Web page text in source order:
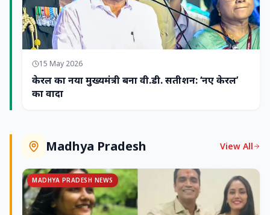
15 May 2026
केरल का नया मुख्यमंत्री बना वी.डी. सतीशन: ‘नए केरल’
का वादा
Madhya Pradesh View All
MADHYA PRADESH NEWS